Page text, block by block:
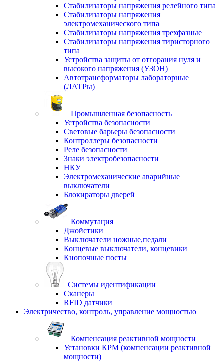
Стабилизаторы напряжения релейного типа
Стабилизаторы напряжения
электромеханического типа
Стабилизаторы напряжения трехфазные
Стабилизаторы напряжения тиристорного
типа
Устройства защиты от отгорания нуля и
высокого напряжения (УЗОН)
Автотрансформаторы лабораторные
(ЛАТРы)
Промышленная безопасность
Устройства безопасности
Световые барьеры безопасности
Контроллеры безопасности
Реле безопасности
Знаки электробезопасности
НКУ
Электромеханические аварийные
выключатели
Блокираторы дверей
Коммутация
Джойстики
Выключатели ножные,педали
Концевые выключатели, концевики
Кнопочные посты
Системы идентификации
Сканеры
RFID датчики
Электричество, контроль, управление мощностью
Компенсация реактивной мощности
Установки КРМ (компенсации реактивной
мощности)